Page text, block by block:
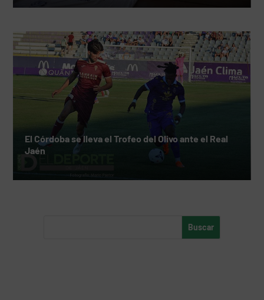
El Córdoba se lleva el Trofeo del Olivo ante el Real
Jaén